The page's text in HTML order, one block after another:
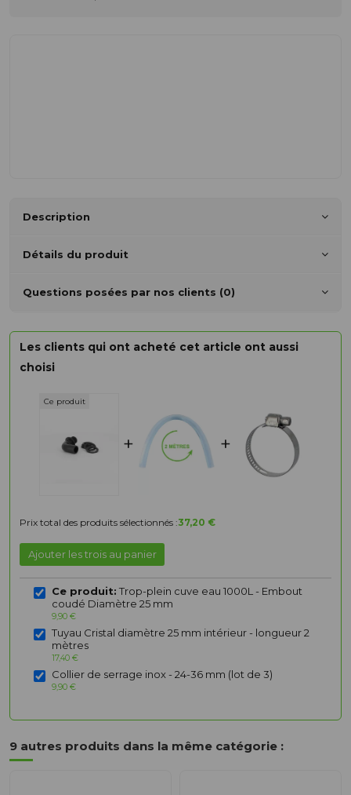
Description
Détails du produit
Questions posées par nos clients (0)
Les clients qui ont acheté cet article ont aussi
choisi
+ +
Prix total des produits sélectionnés :37,20 €
Ajouter les trois au panier
Ce produit: Trop-plein cuve eau 1000L - Embout
coudé Diamètre 25 mm
9,90 €
Tuyau Cristal diamètre 25 mm intérieur - longueur 2
mètres
17,40 €
Collier de serrage inox - 24-36 mm (lot de 3)
9,90 €
9 autres produits dans la même catégorie :